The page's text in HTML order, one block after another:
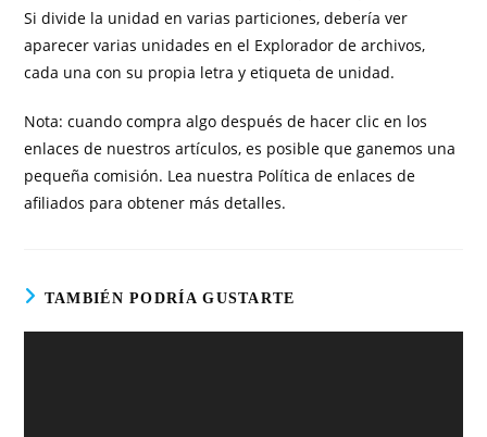
Si divide la unidad en varias particiones, debería ver
aparecer varias unidades en el Explorador de archivos,
cada una con su propia letra y etiqueta de unidad.
Nota: cuando compra algo después de hacer clic en los
enlaces de nuestros artículos, es posible que ganemos una
pequeña comisión. Lea nuestra Política de enlaces de
afiliados para obtener más detalles.
TAMBIÉN PODRÍA GUSTARTE